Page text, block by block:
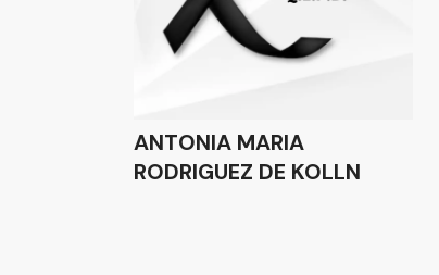
ANTONIA MARIA
RODRIGUEZ DE KOLLN